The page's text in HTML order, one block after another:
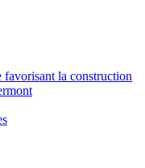
favorisant la construction